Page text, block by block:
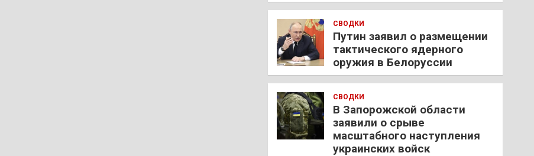
СВОДКИ
Путин заявил о размещении
тактического ядерного
оружия в Белоруссии
СВОДКИ
В Запорожской области
заявили о срыве
масштабного наступления
украинских войск